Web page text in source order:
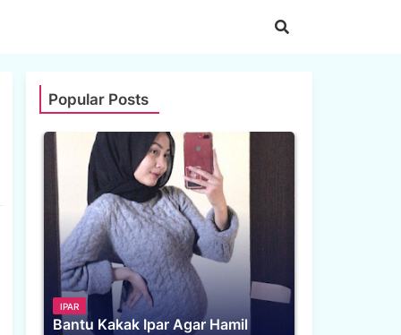
Popular Posts
IPAR
Bantu Kakak Ipar Agar Hamil